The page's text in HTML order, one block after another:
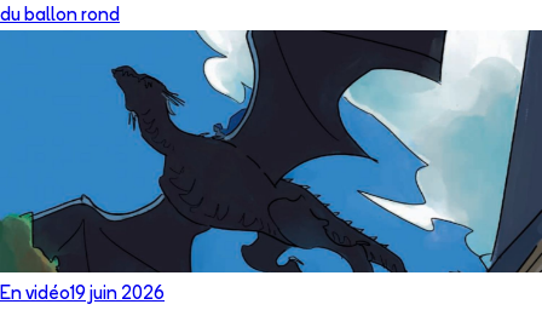
du ballon rond
En vidéo19 juin 2026